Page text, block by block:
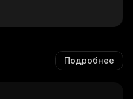
Подробнее